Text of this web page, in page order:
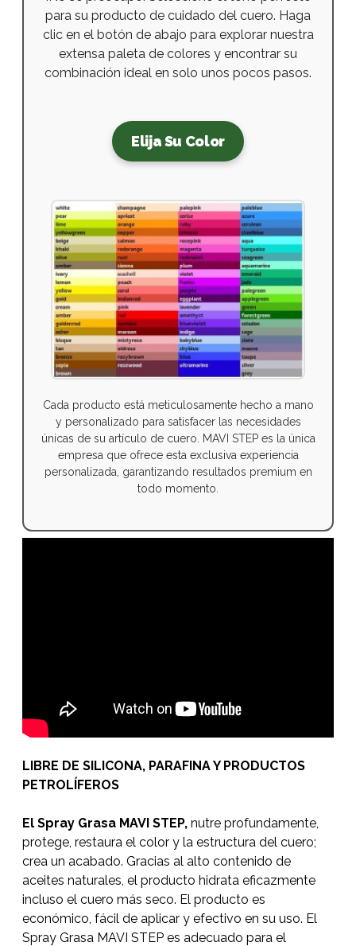
para su producto de cuidado del cuero. Haga
clic en el botón de abajo para explorar nuestra
extensa paleta de colores y encontrar su
combinación ideal en solo unos pocos pasos.
Elija Su Color
Cada producto está meticulosamente hecho a mano
y personalizado para satisfacer las necesidades
únicas de su artículo de cuero. MAVI STEP es la única
empresa que ofrece esta exclusiva experiencia
personalizada, garantizando resultados premium en
todo momento.
LIBRE DE SILICONA, PARAFINA Y PRODUCTOS
PETROLÍFEROS
El Spray Grasa MAVI STEP, nutre profundamente,
protege, restaura el color y la estructura del cuero;
crea un acabado. Gracias al alto contenido de
aceites naturales, el producto hidrata eficazmente
incluso el cuero más seco. El producto es
económico, fácil de aplicar y efectivo en su uso. El
Spray Grasa MAVI STEP es adecuado para el